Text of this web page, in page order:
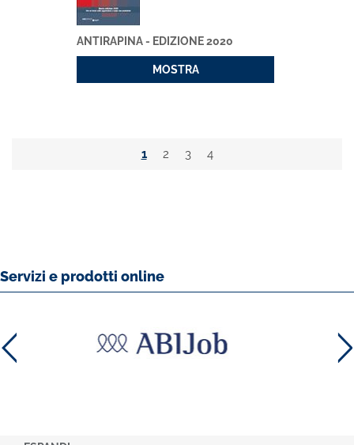
ANTIRAPINA - EDIZIONE 2020
MOSTRA
1 2 3 4
Servizi e prodotti online